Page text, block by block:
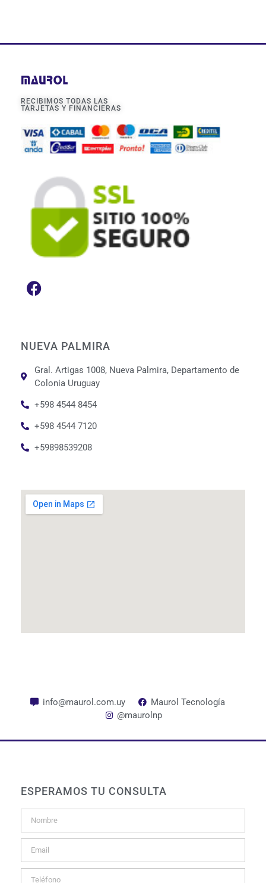
RECIBIMOS TODAS LAS
TARJETAS Y FINANCIERAS
NUEVA PALMIRA
Gral. Artigas 1008, Nueva Palmira, Departamento de
Colonia Uruguay
+598 4544 8454
+598 4544 7120
+59898539208
info@maurol.com.uy
Maurol Tecnología
@maurolnp
ESPERAMOS TU CONSULTA